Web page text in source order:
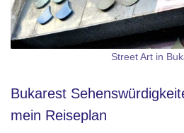
Street Art in
Bukarest
mein Reiseplan